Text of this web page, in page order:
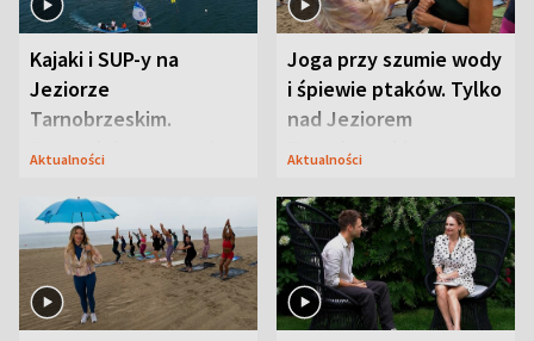
Kajaki i SUP-y na
Jeziorze
Tarnobrzeskim.
Przyrodnicy zwracają
Aktualności
Joga przy szumie wody
i śpiewie ptaków. Tylko
nad Jeziorem
Tarnobrzeskim
Aktualności